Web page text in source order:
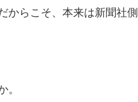
からこそ、本来は新聞社
。